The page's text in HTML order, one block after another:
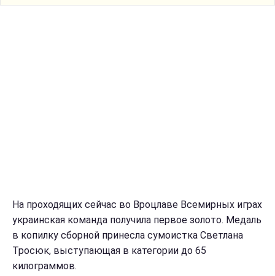
На проходящих сейчас во Вроцлаве Всемирных играх
украинская команда получила первое золото. Медаль
в копилку сборной принесла сумоистка Светлана
Тросюк, выступающая в категории до 65
килограммов.